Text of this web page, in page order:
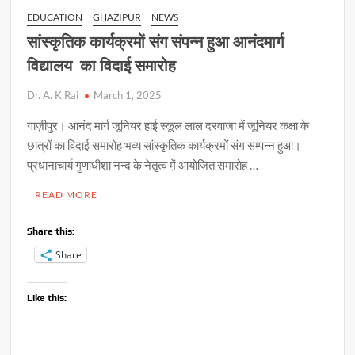
EDUCATION GHAZIPUR NEWS
सांस्कृतिक कार्यक्रमों संग संपन्न हुआ आनंदमार्ग
विद्यालय का विदाई समारोह
Dr. A. K Rai March 1, 2025
गाज़ीपुर‌। आनंद मार्ग जूनियर हाई स्कूल लाल दरवाजा में जूनियर कक्षा के
छात्रों का विदाई समारोह भव्य सांस्कृतिक कार्यक्रमों संग सम्पन्न हुआ।
प्रधानाचार्य गुणाधीशा नन्द के नेतृत्व मे़ं आयोजित समारोह …
READ MORE
Share this:
Share
Like this: